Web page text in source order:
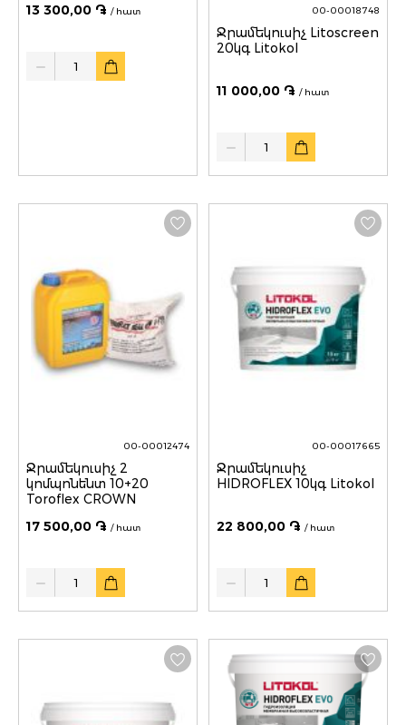
13 300,00 ֏ / հատ 00-00018748
Ջրամեկուսիչ Litoscreen
20կգ Litokol
11 000,00 ֏ / հատ
Quantity
00-00012474
Ջրամեկուսիչ 2
կոմպոնենտ 10+20
Toroflex CROWN
17 500,00 ֏ / հատ
00-00017665
Ջրամեկուսիչ
HIDROFLEX 10կգ Litokol
22 800,00 ֏ / հատ